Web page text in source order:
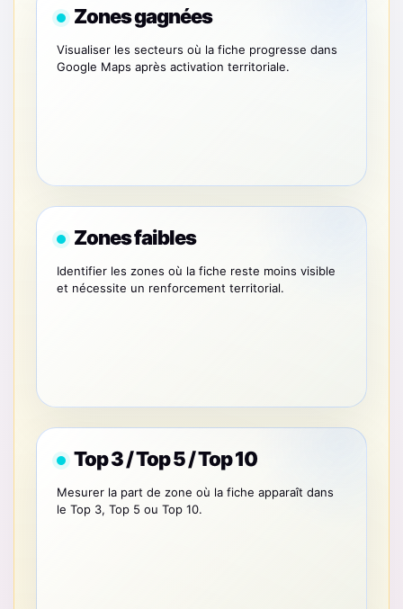
Zones gagnées
Visualiser les secteurs où la fiche progresse dans
Google Maps après activation territoriale.
Zones faibles
Identifier les zones où la fiche reste moins visible
et nécessite un renforcement territorial.
Top 3 / Top 5 / Top 10
Mesurer la part de zone où la fiche apparaît dans
le Top 3, Top 5 ou Top 10.